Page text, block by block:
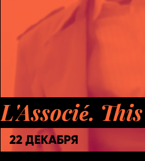
L'Associé.
22 ДЕКАБРЯ